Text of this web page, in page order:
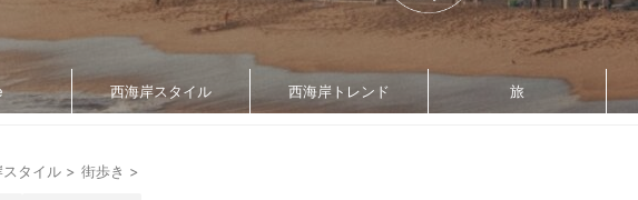
西海岸スタイル 西海岸トレンド 旅
タイル > 街歩き >